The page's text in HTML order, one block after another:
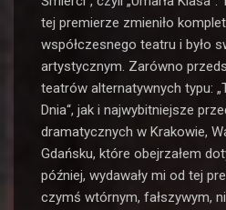
tej premierze zmieniło
współczesnego teatru i było
artystycznym. Zarówno
teatrów alternatywnych typu:
Dnia“, jak i najwybitniejsze
dramatycznych w Krakowie,
Gdańsku, które obejrzałem
później, wydawały mi od tej
czymś wtórnym, fałszywym,